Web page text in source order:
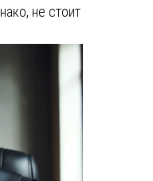
не стоит